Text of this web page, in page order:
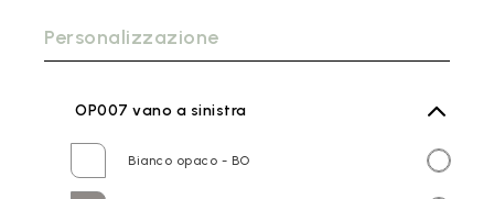
Personalizzazione
OP007 vano a sinistra
Bianco opaco - BO